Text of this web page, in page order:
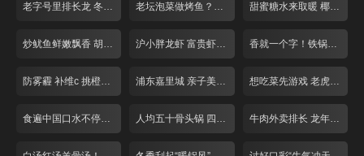
老字号里排长龙 冬至吃碗“暖汤圆”！ 老坛泡菜做烤鱼？重庆奶奶好手艺 甜蜜糖水来取暖 椰皇用来煮汤圆？
炒鱿鱼鲜嫩飘香 胡椒饼芝士爆浆 沪小胖龙虾 富贵虾 适合夜宵聚会 香就一个字！铁锅烧制锅巴饭！
防雾霾 补维c 挑橙吃橘有窍门！ 浦东嘉里城 亲子美味好去处！ 想吃菜先游戏 老虎棒子鸡！
食遍中国口水不停！带你领略各省经典菜品 人均五十骨头锅 四根大骨配菜多！ 牛肉外卖排长 龙年味冷菜摆一盘